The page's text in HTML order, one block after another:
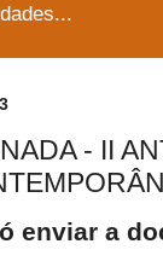
- II
enviar a